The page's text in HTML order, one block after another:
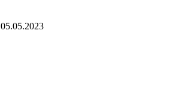
05.05.2023